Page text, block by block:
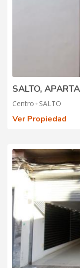
SALTO,
Centro SALTO
Ver Propiedad